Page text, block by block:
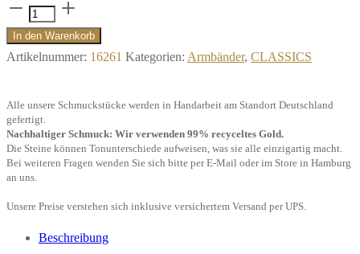
Armband
"Just
a
750/-
Gelbgold"
Menge
In den Warenkorb
Artikelnummer: 16261 Kategorien: Armbänder, CLASSICS
Alle unsere Schmuckstücke werden in Handarbeit am Standort Deutschland
gefertigt.
Nachhaltiger Schmuck: Wir verwenden 99% recyceltes Gold.
Die Steine können Tonunterschiede aufweisen, was sie alle einzigartig macht.
Bei weiteren Fragen wenden Sie sich bitte per E-Mail oder im Store in Hamburg
an uns.
Unsere Preise verstehen sich inklusive versichertem Versand per UPS.
Beschreibung